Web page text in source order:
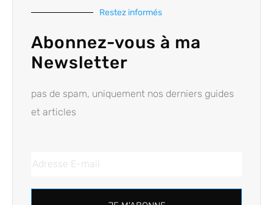
Restez informés
Abonnez-vous à ma
Newsletter
pas de spam, uniquement nos derniers guides
et articles